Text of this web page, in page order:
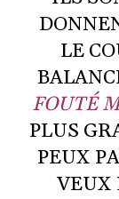
LE
FOUTÉ
PLUS
PEUX
VEUX